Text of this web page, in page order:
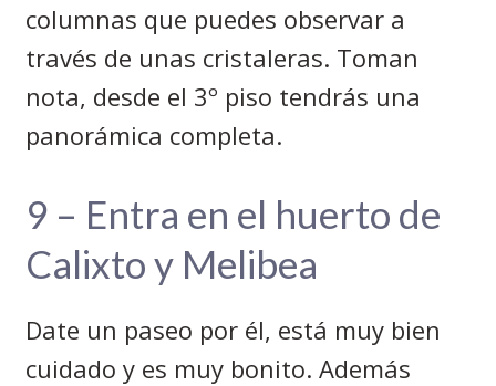
columnas que puedes observar a
través de unas cristaleras. Toman
nota, desde el 3º piso tendrás una
panorámica completa.
9 – Entra en el huerto de
Calixto y Melibea
Date un paseo por él, está muy bien
cuidado y es muy bonito. Además